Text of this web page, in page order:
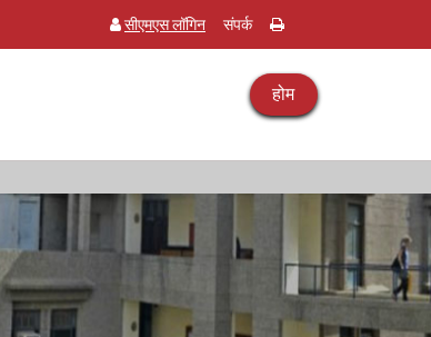
सीएमएस लॉगिन संपर्क
होम